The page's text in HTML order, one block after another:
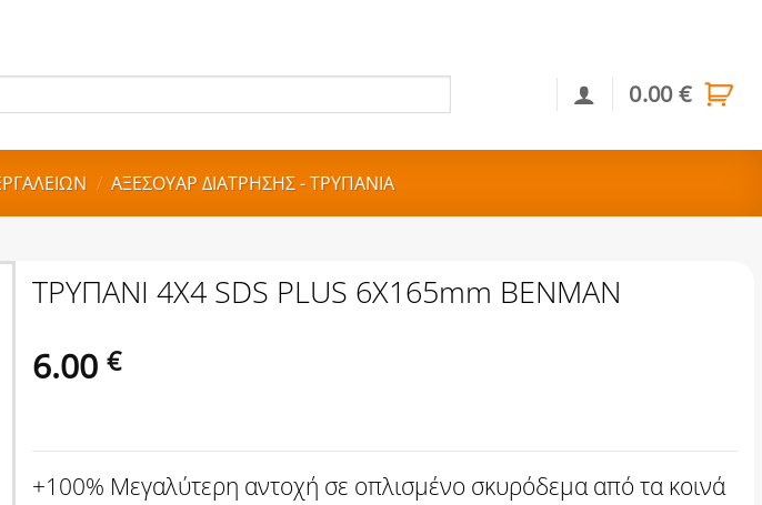
0.00€
/ ΑΞΕΣΟΥΑΡ ΔΙΑΤΡΗΣΗΣ - ΤΡΥΠΑΝΙΑ
ΤΡΥΠΑΝΙ 4Χ4 SDS PLUS 6Χ165mm BENMAN
6.00 €
+100% Μεγαλύτερη αντοχή σε οπλισμένο σκυρόδεμα από τα κοινά